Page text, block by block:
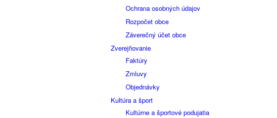
Ochrana osobných údajov
Rozpočet obce
Záverečný účet obce
Zverejňovanie
Faktúry
Zmluvy
Objednávky
Kultúra a šport
Kultúrne a športové podujatia